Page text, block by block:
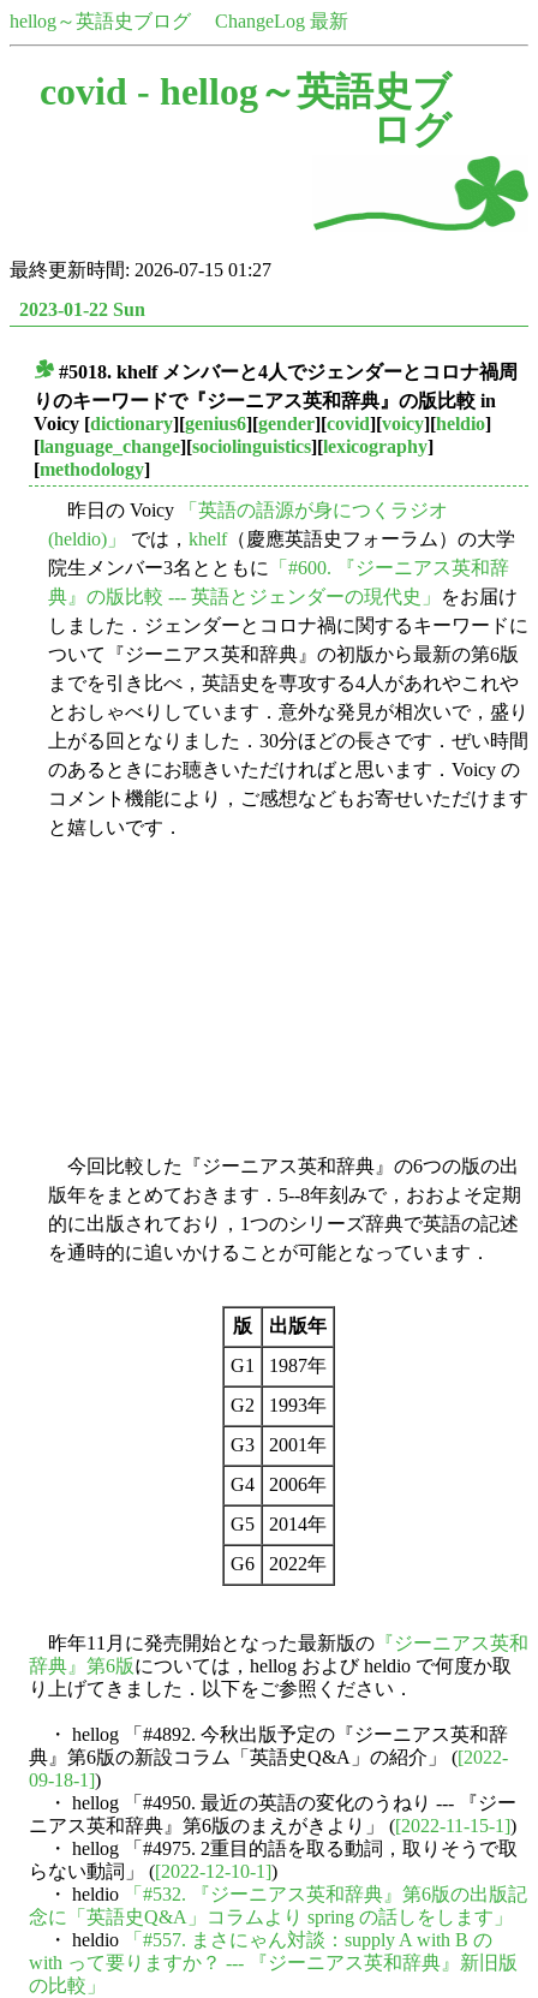
hellog～英語史ブログ ChangeLog 最新
covid - hellog～英語史ブ
ログ
最終更新時間: 2026-07-15 01:27
2023-01-22 Sun
#5018. khelf メンバーと4人でジェンダーとコロナ禍周
りのキーワードで『ジーニアス英和辞典』の版比較 in
Voicy [dictionary][genius6][gender][covid][voicy][heldio]
[language_change][sociolinguistics][lexicography]
[methodology]
昨日の Voicy
「英語の語源が身につくラジオ
(heldio)」
では， khelf（慶應英語史フォーラム）の大学
院生メンバー3名とともに
「#600. 『ジーニアス英和辞
典』の版比較 --- 英語とジェンダーの現代史」
をお届け
しました．ジェンダーとコロナ禍に関するキーワードに
ついて『ジーニアス英和辞典』の初版から最新の第6版
までを引き比べ，英語史を専攻する4人があれやこれや
とおしゃべりしています．意外な発見が相次いで，盛り
上がる回となりました．30分ほどの長さです．ぜい時間
のあるときにお聴きいただければと思います．Voicy の
コメント機能により，ご感想などもお寄せいただけます
と嬉しいです．
今回比較した『ジーニアス英和辞典』の6つの版の出
版年をまとめておきます．5--8年刻みで，おおよそ定期
的に出版されており，1つのシリーズ辞典で英語の記述
を通時的に追いかけることが可能となっています．
版
出版年
G1
1987年
G2
1993年
G3
2001年
G4
2006年
G5
2014年
G6
2022年
昨年11月に発売開始となった最新版の 『ジーニアス英和
辞典』第6版については，hellog および heldio で何度か取
り上げてきました．以下をご参照ください．
・ hellog 「#4892. 今秋出版予定の『ジーニアス英和辞
典』第6版の新設コラム「英語史Q&A」の紹介」 ([2022-
09-18-1])
・ hellog 「#4950. 最近の英語の変化のうねり --- 『ジー
ニアス英和辞典』第6版のまえがきより」 ([2022-11-15-1])
・ hellog 「#4975. 2重目的語を取る動詞，取りそうで取
らない動詞」 ([2022-12-10-1])
・ heldio
「#532. 『ジーニアス英和辞典』第6版の出版記
念に「英語史Q&A」コラムより spring の話しをします」
・ heldio
「#557. まさにゃん対談：supply A with B の
with って要りますか？ --- 『ジーニアス英和辞典』新旧版
の比較」